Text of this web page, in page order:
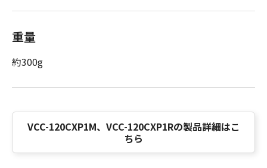
重量
約300g
VCC-120CXP1M、VCC-120CXP1Rの製品詳細はこ
ちら